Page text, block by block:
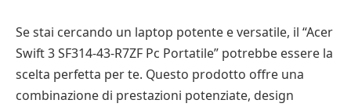
Se stai cercando un laptop potente e versatile, il “Acer
Swift 3 SF314-43-R7ZF Pc Portatile” potrebbe essere la
scelta perfetta per te. Questo prodotto offre una
combinazione di prestazioni potenziate, design